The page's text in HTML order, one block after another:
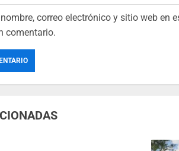
correo electrónico y sitio web en
comentario.